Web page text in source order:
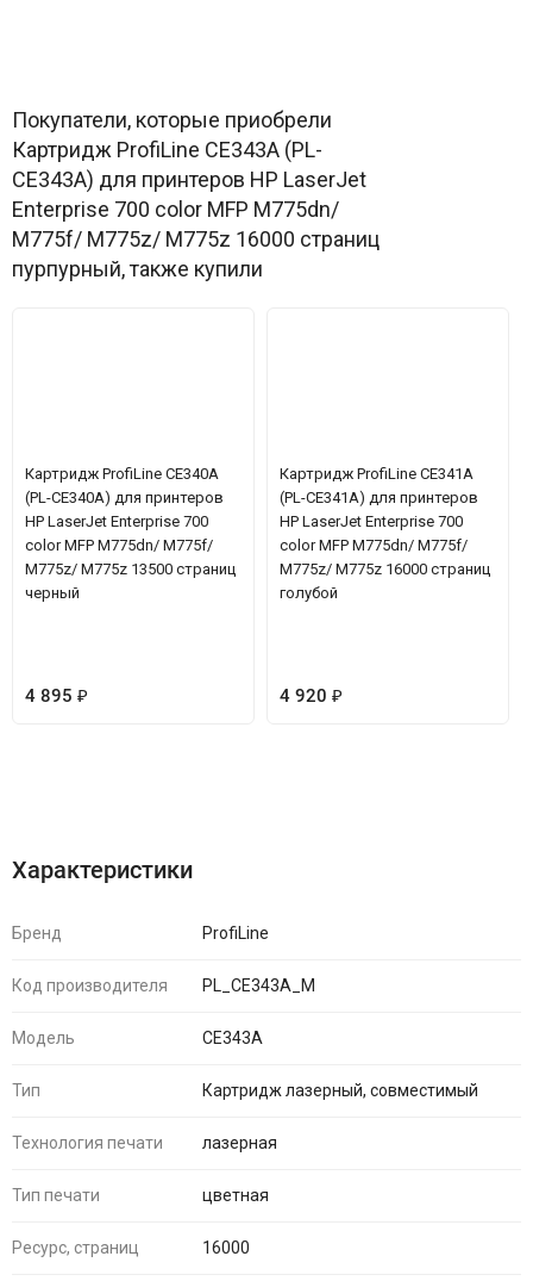
Покупатели, которые приобрели
Картридж ProfiLine CE343A (PL-
CE343A) для принтеров HP LaserJet
Enterprise 700 color MFP M775dn/
M775f/ M775z/ M775z 16000 страниц
пурпурный, также купили
Картридж ProfiLine CE340A
(PL-CE340A) для принтеров
HP LaserJet Enterprise 700
color MFP M775dn/ M775f/
M775z/ M775z 13500 страниц
черный
4 895 ₽
Картридж ProfiLine CE341A
(PL-CE341A) для принтеров
HP LaserJet Enterprise 700
color MFP M775dn/ M775f/
M775z/ M775z 16000 страниц
голубой
4 920 ₽
Характеристики
Бренд ProfiLine
Код производителя PL_CE343A_M
Модель CE343A
Тип Картридж лазерный, совместимый
Технология печати лазерная
Тип печати цветная
Ресурс, страниц 16000